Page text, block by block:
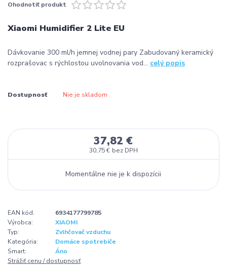
Ohodnotiť produkt
Xiaomi Humidifier 2 Lite EU
Dávkovanie 300 ml/h jemnej vodnej pary Zabudovaný keramický
rozprašovac s rýchlostou uvolnovania vod... celý popis
Dostupnosť Nie je skladom
37,82 €
30,75 € bez DPH
Momentálne nie je k dispozícii
EAN kód:
6934177799785
Výrobca:
XIAOMI
Typ:
Zvlhčovač vzduchu
Kategória:
Domáce spotrebiče
Smart:
Áno
Strážiť cenu / dostupnosť